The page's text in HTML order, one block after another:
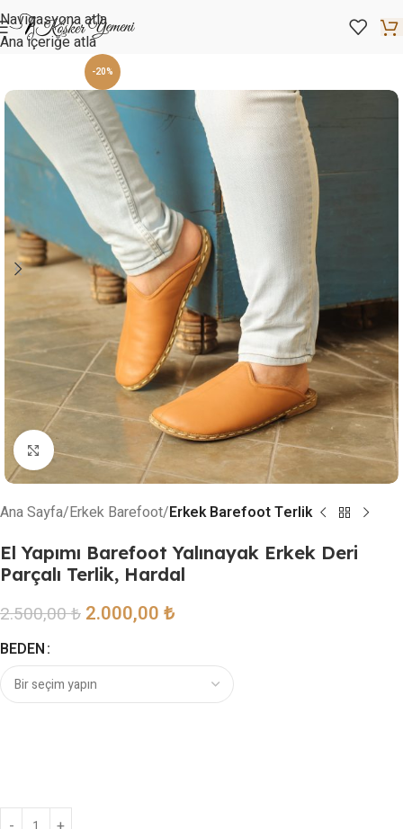
Navigasyona atla
Ana içeriğe atla
-20%
Resmi büyütmek için tıklayın
Ana Sayfa Erkek Barefoot Erkek Barefoot Terlik
El Yapımı Barefoot Yalınayak Erkek Deri
Parçalı Terlik, Hardal
2.500,00₺ 2.000,00₺
BEDEN